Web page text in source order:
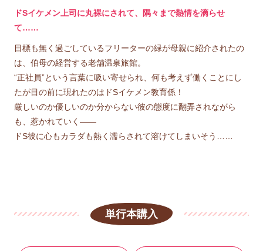
ドSイケメン上司に丸裸にされて、隅々まで熱情を滴らせ
て……
目標も無く過ごしているフリーターの緑が母親に紹介されたの
は、伯母の経営する老舗温泉旅館。
“正社員”という言葉に吸い寄せられ、何も考えず働くことにし
たが目の前に現れたのはドSイケメン教育係！
厳しいのか優しいのか分からない彼の態度に翻弄されながら
も、惹かれていく――
ドS彼に心もカラダも熱く濡らされて溶けてしまいそう……
単行本購入